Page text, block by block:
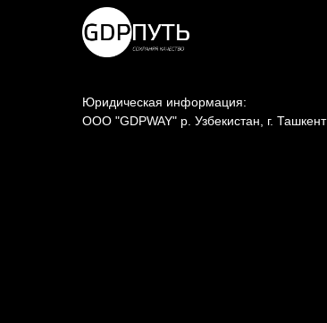
Юридическая информация:
ООО "GDPWAY" р. Узбекистан, г. Ташкент